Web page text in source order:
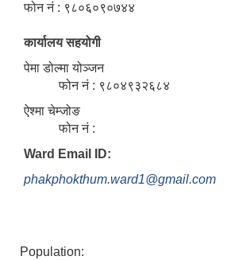
फोन नं : ९८०६०९०७४४
कार्यालय सहयोगी
पेमा डोल्मा योञ्जन
फोन नं : ९८०४९३२६८४
ऐश्मा चेम्जोङ
फोन नं :
Ward Email ID:
phakphokthum.ward1@gmail.com
Population: